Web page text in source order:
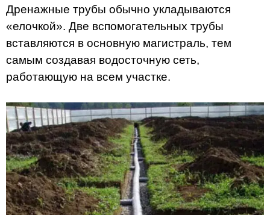
Дренажные трубы обычно укладываются
«елочкой». Две вспомогательных трубы
вставляются в основную магистраль, тем
самым создавая водосточную сеть,
работающую на всем участке.